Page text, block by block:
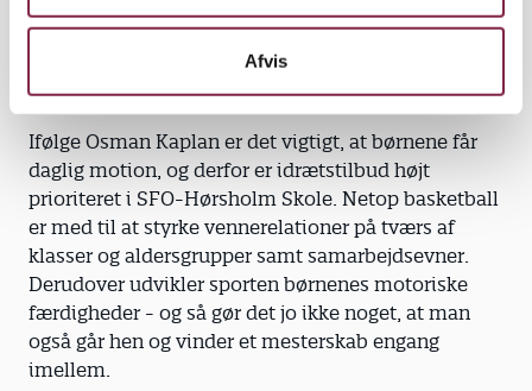
Afvis
drengene i gården. De vil nemlig gerne vinde
mesterskabet igen i 2011, og det kræver træning,
Ifølge Osman Kaplan er det vigtigt, at børnene får
daglig motion, og derfor er idrætstilbud højt
prioriteret i SFO-Hørsholm Skole. Netop basketball
er med til at styrke vennerelationer på tværs af
klasser og aldersgrupper samt samarbejdsevner.
Derudover udvikler sporten børnenes motoriske
færdigheder - og så gør det jo ikke noget, at man
også går hen og vinder et mesterskab engang
imellem.